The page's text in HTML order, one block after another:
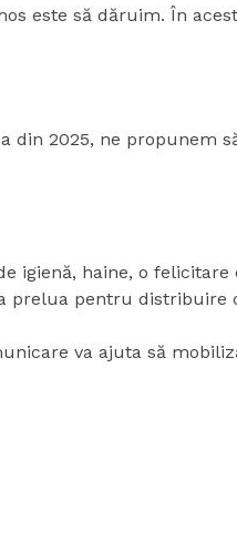
este să dăruim. În
din 2025, ne propunem
igienă, haine, o felicitare
prelua pentru distribuire
va ajuta să